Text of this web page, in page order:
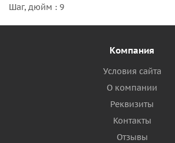
Шаг, дюйм : 9
Компания
Условия сайта
О компании
Реквизиты
Контакты
Отзывы